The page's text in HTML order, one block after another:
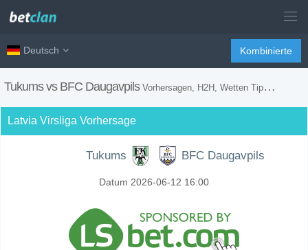
Deutsch Kombinierte
Tukums vs BFC Daugavpils Vorhersagen, H2H, Wetten Tipps und Spiel Vorschau
Latvia Virsliga Vorhersage
Tukums BFC Daugavpils
Datum 2026-06-12 16:00